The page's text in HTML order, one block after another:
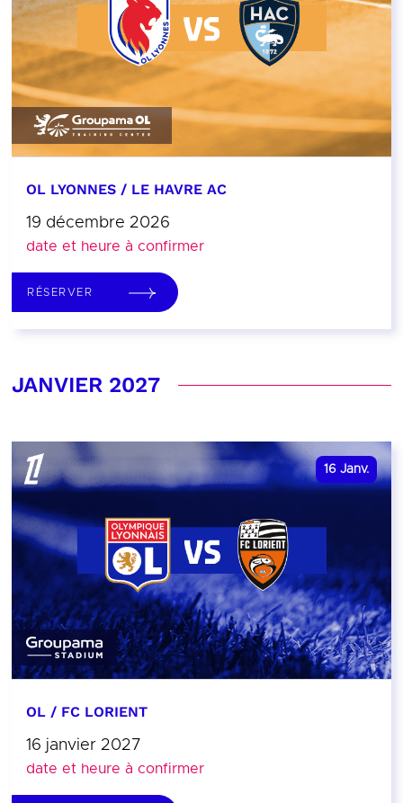
OL LYONNES / LE HAVRE AC
19 décembre 2026
date et heure à confirmer
RÉSERVER
JANVIER 2027
16 Janv.
OL / FC LORIENT
16 janvier 2027
date et heure à confirmer